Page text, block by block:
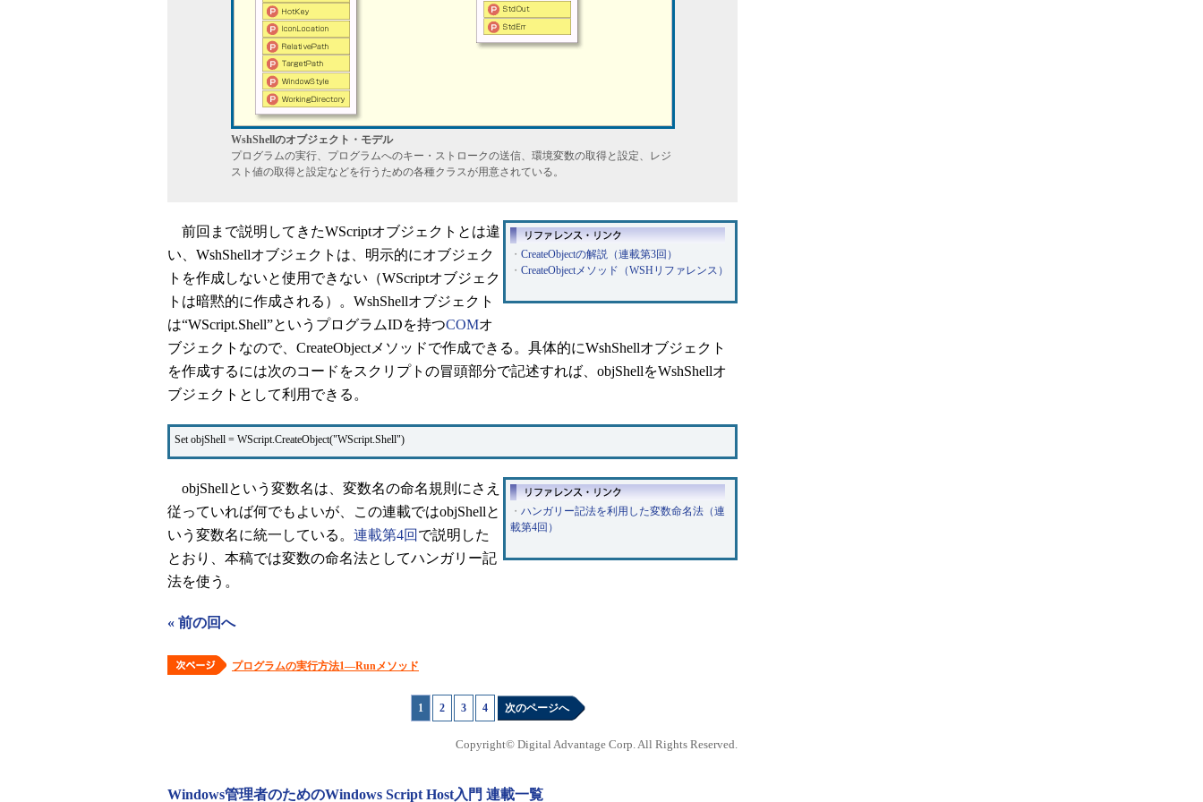
WshShellのオブジェクト・モデル
プログラムの実行、プログラムへのキー・ストロークの送信、環境変数の取得と設定、レジ
スト値の取得と設定などを行うための各種クラスが用意されている。
・ CreateObjectの解説（連載第3回）
・ CreateObjectメソッド（WSHリファレンス）
前回まで説明してきたWScriptオブジェクトとは違
い、WshShellオブジェクトは、明示的にオブジェク
トを作成しないと使用できない（WScriptオブジェク
トは暗黙的に作成される）。WshShellオブジェクト
は“WScript.Shell”というプログラムIDを持つCOMオ
ブジェクトなので、CreateObjectメソッドで作成できる。具体的にWshShellオブジェクト
を作成するには次のコードをスクリプトの冒頭部分で記述すれば、objShellをWshShellオ
ブジェクトとして利用できる。
Set objShell = WScript.CreateObject("WScript.Shell")
・ ハンガリー記法を利用した変数命名法（連
載第4回）
objShellという変数名は、変数名の命名規則にさえ
従っていれば何でもよいが、この連載ではobjShellと
いう変数名に統一している。 連載第4回 で説明した
とおり、本稿では変数の命名法としてハンガリー記
法を使う。
« 前の回へ
プログラムの実行方法1―Runメソッド
1 2 3 4 次のページへ
Copyright© Digital Advantage Corp. All Rights Reserved.
Windows管理者のためのWindows Script Host入門 連載一覧